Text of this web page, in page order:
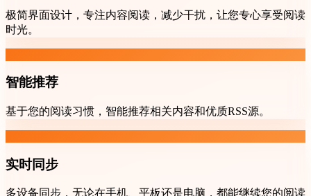
极简界面设计，专注内容阅读，减少干扰，让您专心享受阅读
时光。
智能推荐
基于您的阅读习惯，智能推荐相关内容和优质RSS源。
实时同步
多设备同步，无论在手机、平板还是电脑，都能继续您的阅读